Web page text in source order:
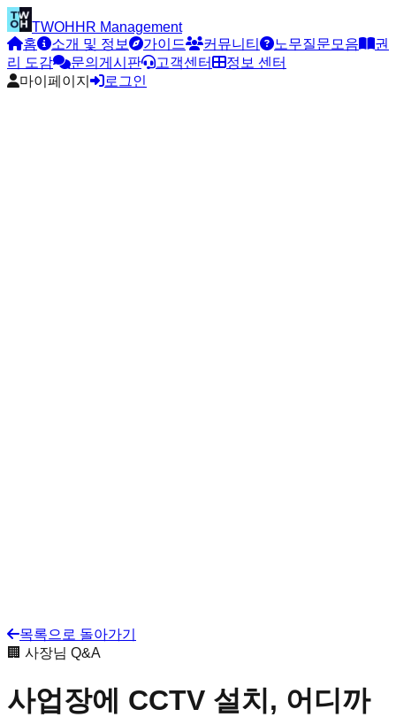
TWOH HR Management
홈
소개 및 정보 가이드 커뮤니티 노무질문모음
권
리 도감
문의게시판 고객센터
정보 센터
마이페이지
로그인
목록으로 돌아가기
🏢 사장님 Q&A
사업장에 CCTV 설치, 어디까